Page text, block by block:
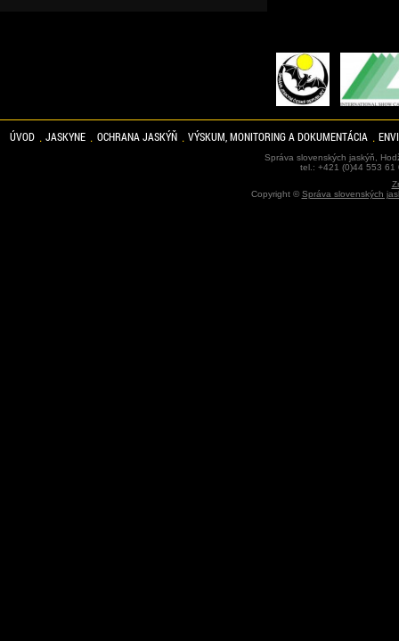
ÚVOD JASKYNE OCHRANA JASKÝŇ VÝSKUM, MONITORING A DOKUMENTÁCIA
Správa slovenských jaskýň,
tel.: +421 (0)44 553
Copyright ©Správa slovenských